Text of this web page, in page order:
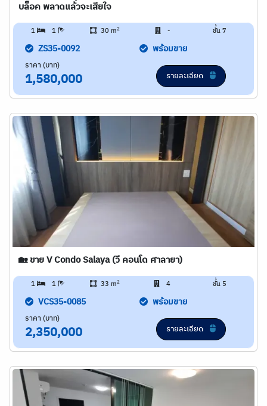
บล็อค พลาดแล้วจะเสียใจ
1 1 30 m2 - ชั้น 7
ZS35-0092 พร้อมขาย
ราคา (บาท)
1,580,000 รายละเอียด
🏡 ขาย V Condo Salaya (วี คอนโด ศาลายา)
1 1 33 m2 4 ชั้น 5
VCS35-0085 พร้อมขาย
ราคา (บาท)
2,350,000 รายละเอียด